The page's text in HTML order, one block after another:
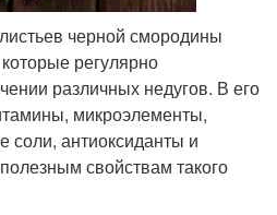
черной смородины
регулярно
различных недугов. В его
микроэлементы,
антиоксиданты и
свойствам такого